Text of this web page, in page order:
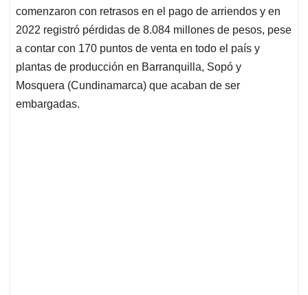
comenzaron con retrasos en el pago de arriendos y en
2022 registró pérdidas de 8.084 millones de pesos, pese
a contar con 170 puntos de venta en todo el país y
plantas de producción en Barranquilla, Sopó y
Mosquera (Cundinamarca) que acaban de ser
embargadas.